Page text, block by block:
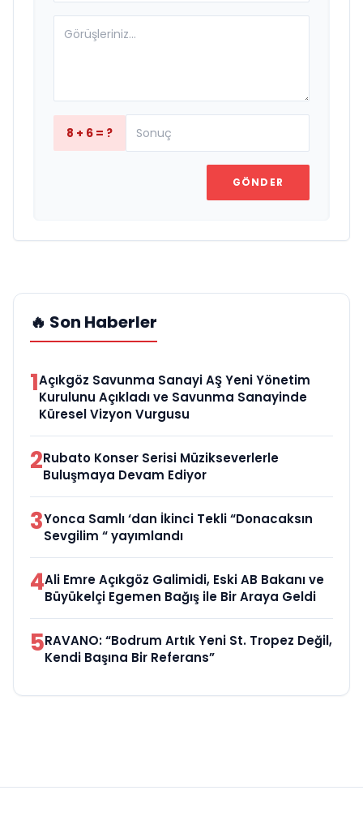
8 + 6 = ?
GÖNDER
🔥 Son Haberler
1Açıkgöz Savunma Sanayi AŞ Yeni Yönetim
Kurulunu Açıkladı ve Savunma Sanayinde
Küresel Vizyon Vurgusu
2Rubato Konser Serisi Müzikseverlerle
Buluşmaya Devam Ediyor
3Yonca Samlı ‘dan İkinci Tekli “Donacaksın
Sevgilim “ yayımlandı
4Ali Emre Açıkgöz Galimidi, Eski AB Bakanı ve
Büyükelçi Egemen Bağış ile Bir Araya Geldi
5RAVANO: “Bodrum Artık Yeni St. Tropez Değil,
Kendi Başına Bir Referans”